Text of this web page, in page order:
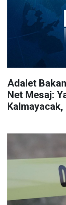
Adalet
Net Mesaj: